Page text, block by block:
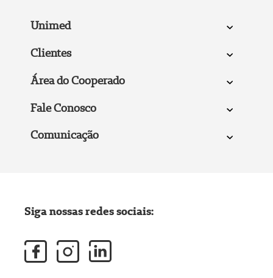
Unimed
Clientes
Área do Cooperado
Fale Conosco
Comunicação
Siga nossas redes sociais: